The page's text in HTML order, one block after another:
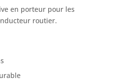
en porteur pour les
routier.